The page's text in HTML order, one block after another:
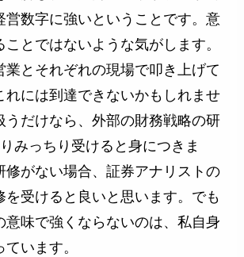
営数字に強いということです。意
とではないような気がします。
業とそれぞれの現場で叩き上げて
れには到達できないかもしれませ
うだけなら、外部の財務戦略の研
みっちり受けると身につきま
修がない場合、証券アナリストの
を受けると良いと思います。でも
意味で強くならないのは、私自身
います。